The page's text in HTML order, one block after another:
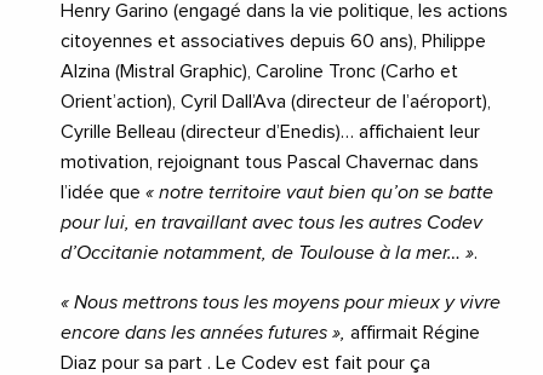
Henry Garino (engagé dans la vie politique, les actions
citoyennes et associatives depuis 60 ans), Philippe
Alzina (Mistral Graphic), Caroline Tronc (Carho et
Orient’action), Cyril Dall’Ava (directeur de l’aéroport),
Cyrille Belleau (directeur d’Enedis)… affichaient leur
motivation, rejoignant tous Pascal Chavernac dans
l’idée que « notre territoire vaut bien qu’on se batte
pour lui, en travaillant avec tous les autres Codev
d’Occitanie notamment, de Toulouse à la mer… ».
« Nous mettrons tous les moyens pour mieux y vivre
encore dans les années futures », affirmait Régine
Diaz pour sa part . Le Codev est fait pour ça